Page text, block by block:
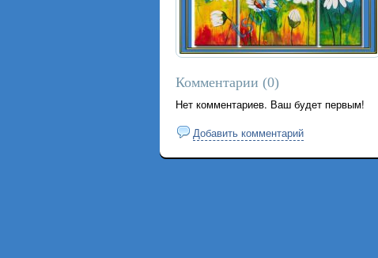
Комментарии (0)
Нет комментариев. Ваш будет первым!
Добавить комментарий